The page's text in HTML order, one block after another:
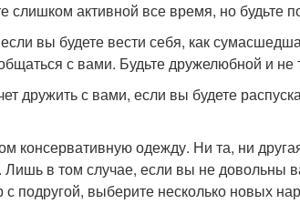
активной все время, но будьте
вы будете вести себя, как
с вами. Будьте дружелюбной и не
дружить с вами, если вы будете
одежду. Ни та, ни
Лишь в том случае, если вы не довольны
подругой, выберите несколько новых